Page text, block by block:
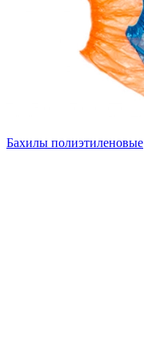
Бахилы полиэтиленовые